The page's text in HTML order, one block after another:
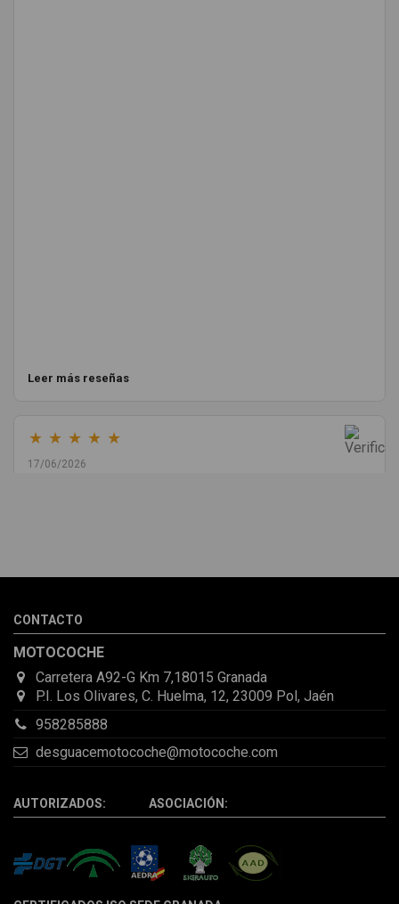
Leer más reseñas
★ ★ ★ ★ ★
17/06/2026
la pieza llegó correcta y bien embalada, además de llegarme 2
CONTACTO
MOTOCOCHE
Carretera A92-G Km 7,18015 Granada
P.I. Los Olivares, C. Huelma, 12, 23009 Pol, Jaén
958285888
desguacemotocoche@motocoche.com
AUTORIZADOS: ASOCIACIÓN: